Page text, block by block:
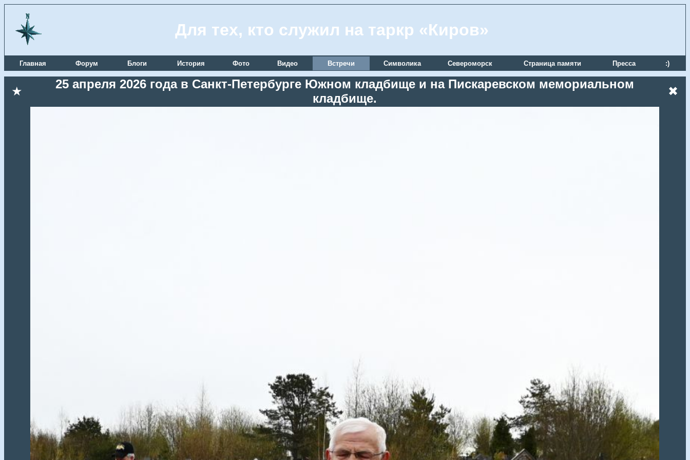
Для тех, кто служил на таркр «Киров»
Главная Форум Блоги История Фото Видео Встречи Символика Североморск Страница памяти Пресса :)
★
25 апреля 2026 года в Санкт-Петербурге Южном кладбище и на Пискаревском мемориальном
кладбище.
✖